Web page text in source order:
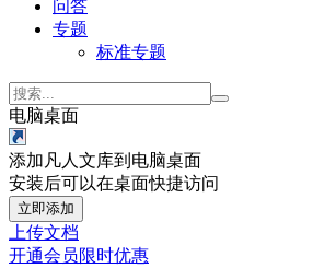
问答
专题
标准专题
电脑桌面
添加凡人文库到电脑桌面
安装后可以在桌面快捷访问
立即添加
上传文档
开通会员限时优惠